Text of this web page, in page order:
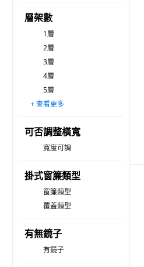
層架數
1層
2層
3層
4層
5層
6層
7層
8層
9層
+ 查看更多
可否調整橫寬
寬度可調
掛式窗簾類型
窗簾類型
覆蓋類型
有無鏡子
有鏡子